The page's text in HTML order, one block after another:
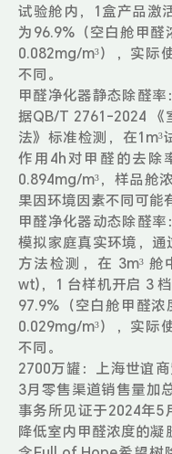
试验舱内，1盒产品激
为96.9%（空白舱甲醛
0.082mg/m³），实际
不同。
甲醛净化器静态除醛
据QB/T 2761-2024 《
法》标准检测，在1m³
作用4h对甲醛的去除
0.894mg/m³，样品舱
果因环境因素不同可能
甲醛净化器动态除醛
模拟家庭真实环境，
方法检测，在 3m³
wt)，1 台样机开启 3
97.9%（空白舱甲醛
0.029mg/m³），实际
不同。
2700万罐：上海世谊
3月零售渠道销售量加
事务所见证于2024年5
降低室内甲醛浓度的凝